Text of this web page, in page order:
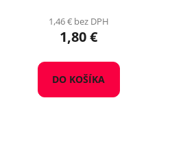
1,46 € bez DPH
1,80 €
DO KOŠÍKA